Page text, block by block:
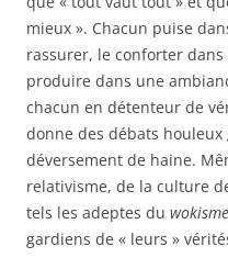
mieux ». Chacun puise
rassurer, le conforter dans
produire dans une
chacun en détenteur de
donne des débats houleux
déversement de haine.
relativisme, de la culture
tels les adeptes du wokisme
gardiens de « leurs »